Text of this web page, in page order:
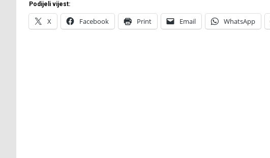
Podijeli vijest:
X Facebook Print Email WhatsApp